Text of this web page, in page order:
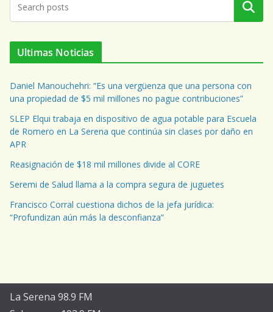
Buscar
Ultimas Noticias
Daniel Manouchehri: “Es una vergüenza que una persona con
una propiedad de $5 mil millones no pague contribuciones”
SLEP Elqui trabaja en dispositivo de agua potable para Escuela
de Romero en La Serena que continúa sin clases por daño en
APR
Reasignación de $18 mil millones divide al CORE
Seremi de Salud llama a la compra segura de juguetes
Francisco Corral cuestiona dichos de la jefa jurídica:
“Profundizan aún más la desconfianza”
La Serena 98.9 FM